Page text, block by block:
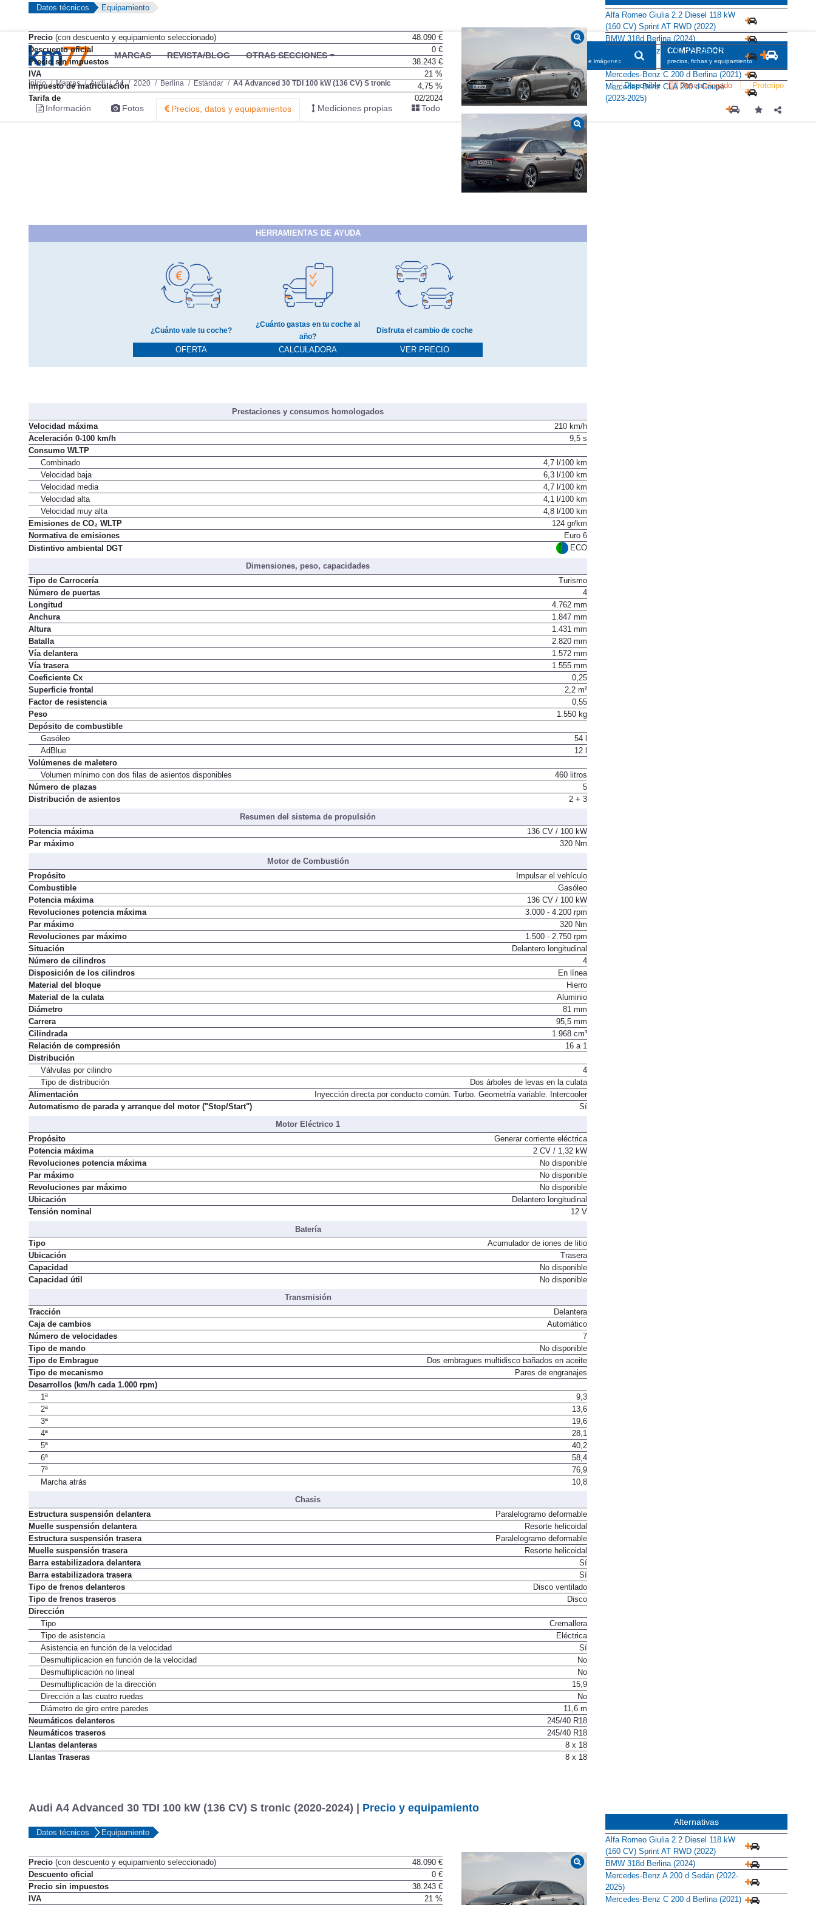
MARCAS REVISTA/BLOG OTRAS SECCIONES
informaciones, fichas e imágenes
COMPARADOR
precios, fichas y equipamiento
Inicio Marcas Audi A4 2020 Berlina Estándar A4 Advanced 30 TDI 100 kW (136 CV) S tronic Disponible Descatalogado Prototipo
Información Fotos Precios, datos y equipamientos Mediciones propias Todo
Datos técnicos Equipamiento
Precio (con descuento y equipamiento seleccionado)
48.090 €
Descuento oficial
0 €
Precio sin impuestos
38.243 €
IVA
21 %
Impuesto de matriculación
4,75 %
Tarifa de
02/2024
HERRAMIENTAS DE AYUDA
¿Cuánto vale tu coche?
OFERTA
¿Cuánto gastas en tu coche al
año?
CALCULADORA
Disfruta el cambio de coche
VER PRECIO
Prestaciones y consumos homologados
Velocidad máxima
210 km/h
Aceleración 0-100 km/h
9,5 s
Consumo WLTP
Combinado
4,7 l/100 km
Velocidad baja
6,3 l/100 km
Velocidad media
4,7 l/100 km
Velocidad alta
4,1 l/100 km
Velocidad muy alta
4,8 l/100 km
Emisiones de CO₂ WLTP
124 gr/km
Normativa de emisiones
Euro 6
Distintivo ambiental DGT
ECO
Dimensiones, peso, capacidades
Tipo de Carrocería
Turismo
Número de puertas
4
Longitud
4.762 mm
Anchura
1.847 mm
Altura
1.431 mm
Batalla
2.820 mm
Vía delantera
1.572 mm
Vía trasera
1.555 mm
Coeficiente Cx
0,25
Superficie frontal
2,2 m²
Factor de resistencia
0,55
Peso
1.550 kg
Depósito de combustible
Gasóleo
54 l
AdBlue
12 l
Volúmenes de maletero
Volumen mínimo con dos filas de asientos disponibles
460 litros
Número de plazas
5
Distribución de asientos
2 + 3
Resumen del sistema de propulsión
Potencia máxima
136 CV / 100 kW
Par máximo
320 Nm
Motor de Combustión
Propósito
Impulsar el vehículo
Combustible
Gasóleo
Potencia máxima
136 CV / 100 kW
Revoluciones potencia máxima
3.000 - 4.200 rpm
Par máximo
320 Nm
Revoluciones par máximo
1.500 - 2.750 rpm
Situación
Delantero longitudinal
Número de cilindros
4
Disposición de los cilindros
En línea
Material del bloque
Hierro
Material de la culata
Aluminio
Diámetro
81 mm
Carrera
95,5 mm
Cilindrada
1.968 cm³
Relación de compresión
16 a 1
Distribución
Válvulas por cilindro
4
Tipo de distribución
Dos árboles de levas en la culata
Alimentación
Inyección directa por conducto común. Turbo. Geometría variable. Intercooler
Automatismo de parada y arranque del motor ("Stop/Start")
Sí
Motor Eléctrico 1
Propósito
Generar corriente eléctrica
Potencia máxima
2 CV / 1,32 kW
Revoluciones potencia máxima
No disponible
Par máximo
No disponible
Revoluciones par máximo
No disponible
Ubicación
Delantero longitudinal
Tensión nominal
12 V
Batería
Tipo
Acumulador de iones de litio
Ubicación
Trasera
Capacidad
No disponible
Capacidad útil
No disponible
Transmisión
Tracción
Delantera
Caja de cambios
Automático
Número de velocidades
7
Tipo de mando
No disponible
Tipo de Embrague
Dos embragues multidisco bañados en aceite
Tipo de mecanismo
Pares de engranajes
Desarrollos (km/h cada 1.000 rpm)
1ª
9,3
2ª
13,6
3ª
19,6
4ª
28,1
5ª
40,2
6ª
58,4
7ª
76,9
Marcha atrás
10,8
Chasis
Estructura suspensión delantera
Paralelogramo deformable
Muelle suspensión delantera
Resorte helicoidal
Estructura suspensión trasera
Paralelogramo deformable
Muelle suspensión trasera
Resorte helicoidal
Barra estabilizadora delantera
Sí
Barra estabilizadora trasera
Sí
Tipo de frenos delanteros
Disco ventilado
Tipo de frenos traseros
Disco
Dirección
Tipo
Cremallera
Tipo de asistencia
Eléctrica
Asistencia en función de la velocidad
Sí
Desmultiplicacion en función de la velocidad
No
Desmultiplicación no lineal
No
Desmultiplicación de la dirección
15,9
Dirección a las cuatro ruedas
No
Diámetro de giro entre paredes
11,6 m
Neumáticos delanteros
245/40 R18
Neumáticos traseros
245/40 R18
Llantas delanteras
8 x 18
Llantas Traseras
8 x 18
Alfa Romeo Giulia 2.2 Diesel 118 kW
(160 CV) Sprint AT RWD (2022)
BMW 318d Berlina (2024)
Mercedes-Benz A 200 d Sedán (2022-
2025)
Mercedes-Benz C 200 d Berlina (2021)
Mercedes-Benz CLA 200 d Coupé
(2023-2025)
Audi A4 Advanced 30 TDI 100 kW (136 CV) S tronic (2020-2024) | Precio y equipamiento
Datos técnicos Equipamiento
Precio (con descuento y equipamiento seleccionado)
48.090 €
Descuento oficial
0 €
Precio sin impuestos
38.243 €
IVA
21 %
Alternativas
Alfa Romeo Giulia 2.2 Diesel 118 kW
(160 CV) Sprint AT RWD (2022)
BMW 318d Berlina (2024)
Mercedes-Benz A 200 d Sedán (2022-
2025)
Mercedes-Benz C 200 d Berlina (2021)